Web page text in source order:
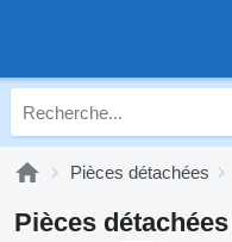
Pièces détachées
Pièces